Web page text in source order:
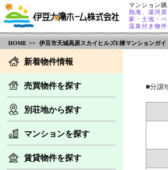
マンション購
熱海、湯河
家・土地・
温泉付き物
HOME >> 伊豆市天城高原スカイヒルズE棟マンションガイ
新着物件情報
売買物件を探す
別荘地から探す
マンションを探す
賃貸物件を探す
■分譲